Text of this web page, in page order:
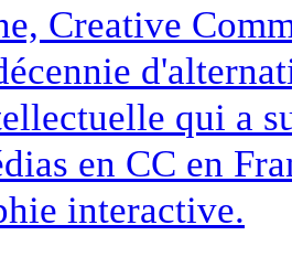
Creative
qui a
en CC en
interactive.